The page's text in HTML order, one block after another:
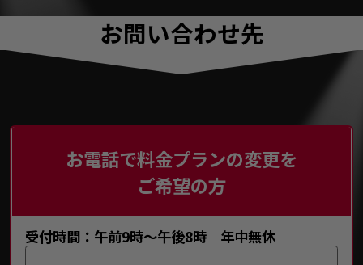
お問い合わせ先
お電話で料金プランの変更を
ご希望の方
受付時間：午前9時～午後8時 年中無休